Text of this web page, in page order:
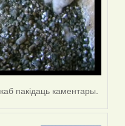
каб пакідаць каментары.